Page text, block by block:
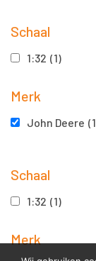
Schaal
1:32 (1)
Merk
John Deere
Schaal
1:32 (1)
Merk